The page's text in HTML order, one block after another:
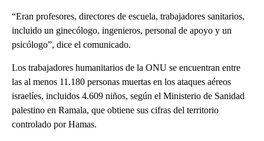
“Eran profesores, directores de escuela, trabajadores sanitarios,
incluido un ginecólogo, ingenieros, personal de apoyo y un
psicólogo”, dice el comunicado.
Los trabajadores humanitarios de la ONU se encuentran entre
las al menos 11.180 personas muertas en los ataques aéreos
israelíes, incluidos 4.609 niños, según el Ministerio de Sanidad
palestino en Ramala, que obtiene sus cifras del territorio
controlado por Hamas.